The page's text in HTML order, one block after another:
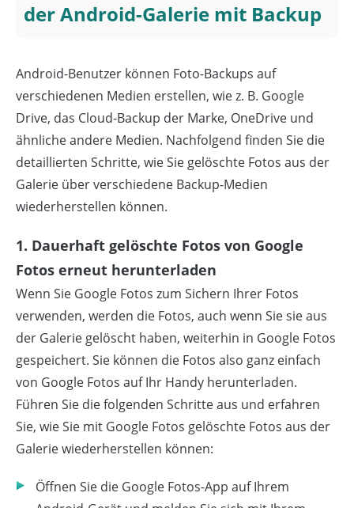
der Android-Galerie mit Backup
Android-Benutzer können Foto-Backups auf
verschiedenen Medien erstellen, wie z. B. Google
Drive, das Cloud-Backup der Marke, OneDrive und
ähnliche andere Medien. Nachfolgend finden Sie die
detaillierten Schritte, wie Sie gelöschte Fotos aus der
Galerie über verschiedene Backup-Medien
wiederherstellen können.
1. Dauerhaft gelöschte Fotos von Google
Fotos erneut herunterladen
Wenn Sie Google Fotos zum Sichern Ihrer Fotos
verwenden, werden die Fotos, auch wenn Sie sie aus
der Galerie gelöscht haben, weiterhin in Google Fotos
gespeichert. Sie können die Fotos also ganz einfach
von Google Fotos auf Ihr Handy herunterladen.
Führen Sie die folgenden Schritte aus und erfahren
Sie, wie Sie mit Google Fotos gelöschte Fotos aus der
Galerie wiederherstellen können:
Öffnen Sie die Google Fotos-App auf Ihrem